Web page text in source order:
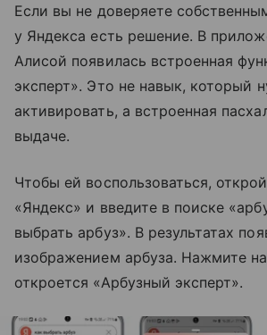
Если вы не доверяете
у Яндекса есть решение. В
Алисой появилась встроенная
эксперт». Это не навык, который
активировать, а встроенная
выдаче.
Чтобы ей воспользоваться,
«Яндекс» и введите в поиске
выбрать арбуз». В результатах
изображением арбуза. Нажмите
откроется «Арбузный эксперт».